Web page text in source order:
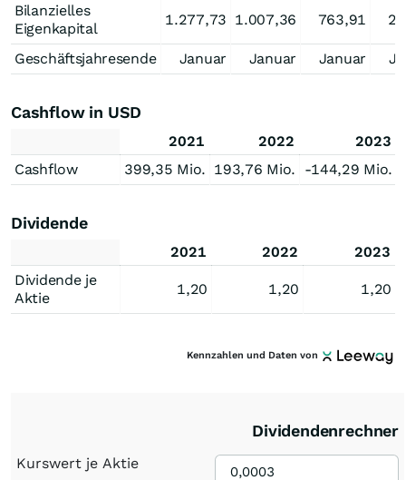
Bilanzielles
Eigenkapital
1.277,73 1.007,36 763,91
Geschäftsjahresende Januar Januar Januar
Cashflow in USD
2021 2022
2023
Cashflow
399,35 Mio. 193,76 Mio. -144,29 Mio.
Dividende
2021 2022
2023
Dividende je
Aktie
1,20 1,20 1,20
Kennzahlen und Daten von
Dividendenrechner
Kurswert je Aktie